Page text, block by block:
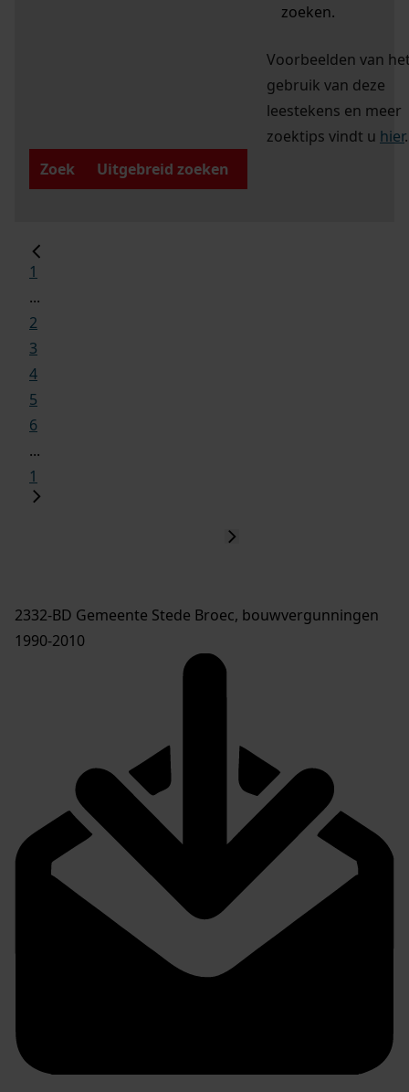
zoeken.
Voorbeelden van
gebruik van deze
leestekens en meer
zoektips vindt u hier.
Zoek
Uitgebreid zoeken
1
...
2
3
4
5
6
...
1
2332-BD Gemeente Stede Broec, bouwvergunningen
1990-2010